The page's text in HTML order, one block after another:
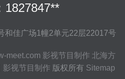
1827847**
和佳广场1幢2单元22层22017号
meet.com 影视节目制作 北海方
影视节目制作 版权所有 Sitemap